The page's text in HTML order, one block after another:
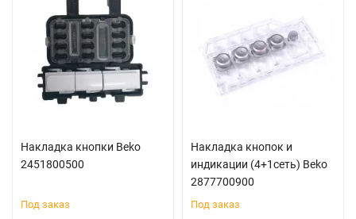
Накладка кнопки Beko
2451800500
Под заказ
Накладка кнопок и
индикации (4+1сеть) Beko
2877700900
Под заказ